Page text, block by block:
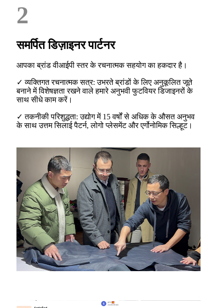
2
समर्पित डिज़ाइनर पार्टनर
आपका ब्रांड वीआईपी स्तर के रचनात्मक सहयोग का हकदार है।
✓ व्यक्तिगत रचनात्मक सत्र: उभरते ब्रांडों के लिए अनुकूलित जूते
बनाने में विशेषज्ञता रखने वाले हमारे अनुभवी फुटवियर डिजाइनरों के
साथ सीधे काम करें।
✓ तकनीकी परिशुद्धता: उद्योग में 15 वर्षों से अधिक के औसत अनुभव
के साथ उत्तम सिलाई पैटर्न, लोगो प्लेसमेंट और एर्गोनोमिक सिल्हूट।